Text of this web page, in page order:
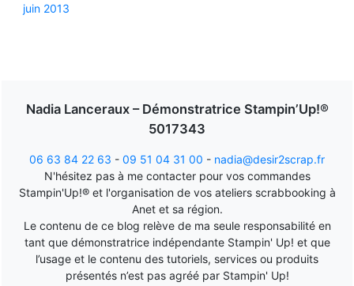
juin 2013
Nadia Lanceraux – Démonstratrice Stampin’Up!®
5017343
06 63 84 22 63 - 09 51 04 31 00 - nadia@desir2scrap.fr
N'hésitez pas à me contacter pour vos commandes
Stampin'Up!® et l'organisation de vos ateliers scrabbooking à
Anet et sa région.
Le contenu de ce blog relève de ma seule responsabilité en
tant que démonstratrice indépendante Stampin' Up! et que
l’usage et le contenu des tutoriels, services ou produits
présentés n’est pas agréé par Stampin' Up!